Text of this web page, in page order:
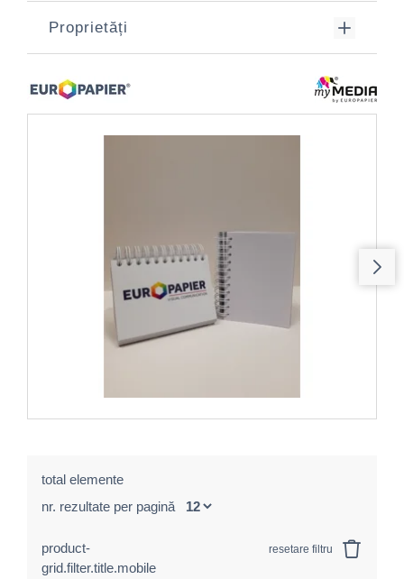
Proprietăți
total elemente
nr. rezultate per pagină
product-
grid.filter.title.mobile
resetare filtru